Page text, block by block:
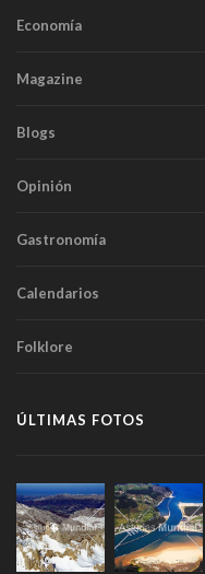
Economía
Magazine
Blogs
Opinión
Gastronomía
Calendarios
Folklore
ÚLTIMAS FOTOS